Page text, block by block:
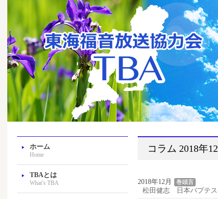
ホーム
Home
TBAとは
What’s TBA
コラム 2018年
2018年12月 巻頭言
松田健志 日本バプテ